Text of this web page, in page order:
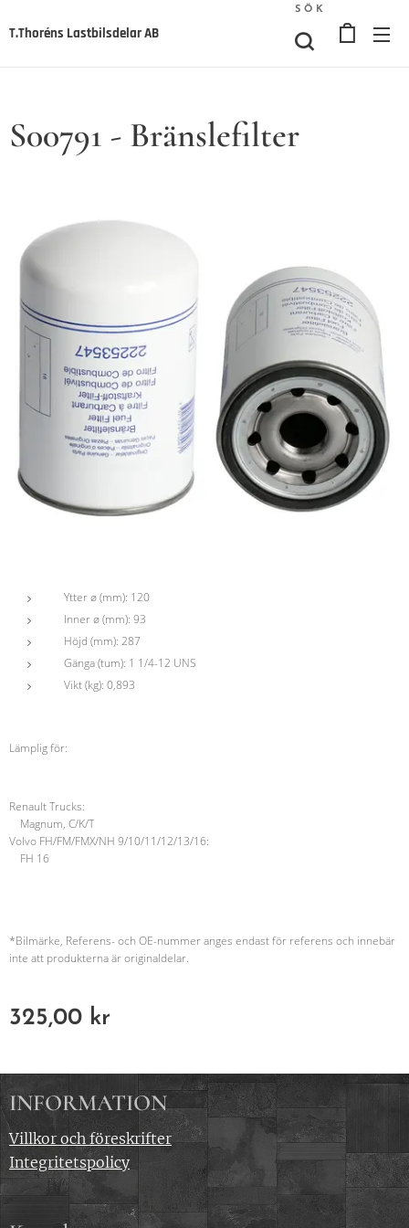
T.Thoréns Lastbilsdelar AB
SÖK
S00791 - Bränslefilter
Ytter ø (mm): 120
Inner ø (mm): 93
Höjd (mm): 287
Gänga (tum): 1 1/4-12 UNS
Vikt (kg): 0,893
Lämplig för:
Renault Trucks:
Magnum, C/K/T
Volvo FH/FM/FMX/NH 9/10/11/12/13/16:
FH 16
*Bilmärke, Referens- och OE-nummer anges endast för referens och innebär
inte att produkterna är originaldelar.
325,00 kr
INFORMATION
Villkor och föreskrifter
Integritetspolicy